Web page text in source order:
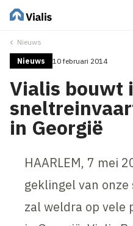
Nieuws
Nieuws 10 februari 2014
Vialis bouwt
in Georgië
HAARLEM, 7 mei
geklingel van
zal weldra op vele